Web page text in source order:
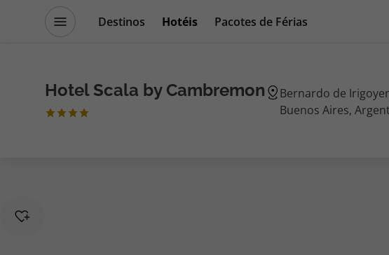
Destinos Hotéis
Pacotes de Férias
Hotel Scala by Cambremon
Bernardo de
Buenos Aires,